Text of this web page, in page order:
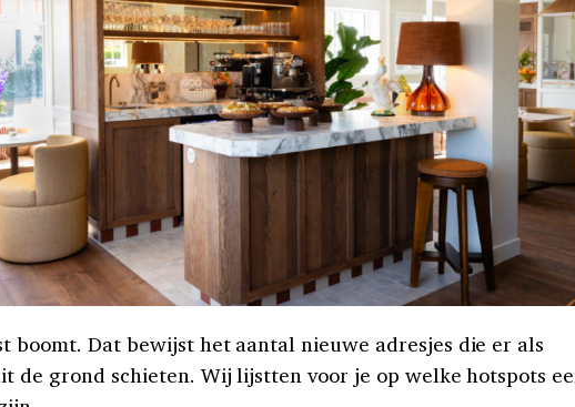
boomt. Dat bewijst het aantal nieuwe adresjes die er als
de grond schieten. Wij lijstten voor je op welke hotspots